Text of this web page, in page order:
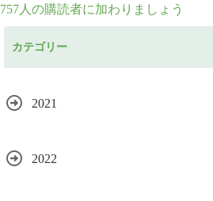
ド
757人の購読者に加わりましょう
カテゴリー
2021
2022